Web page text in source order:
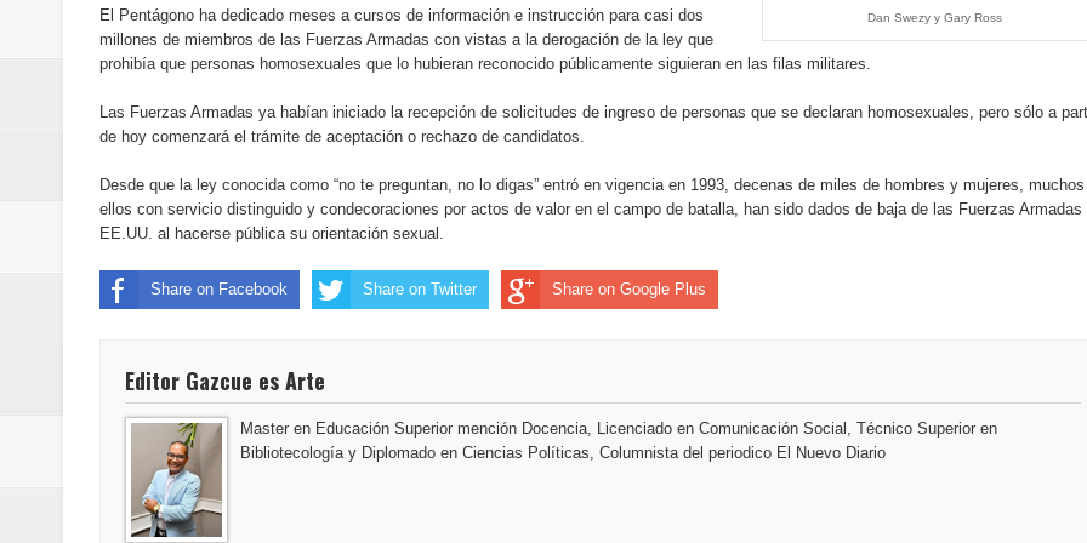
Maridalia Hernández y El Canario se unen al regreso de Pavel Núñez y su “Bipolarband” a Hard
Domingo
Doctor Leonardo Aguilera afirma que Banreservas seguirá impulsando la seguridad alimentaria
del mapa del hambre
Banreservas y sus filiales realizan en Santiago el segundo Foro del Ahorro y la Inversión
Banreservas inaugura oficina en el Centro de Retención de Vehículos de Pedro Brand
Antisoborno certificado
Humano Seguros transforma la emisión de pólizas con Inteligencia Artificial y reduce el proceso
Dan Swezy y Gary Ross
El Pentágono ha dedicado meses a cursos de información e instrucción para casi dos
millones de miembros de las Fuerzas Armadas con vistas a la derogación de la ley que
prohibía que personas homosexuales que lo hubieran reconocido públicamente siguieran en las filas militares.
Las Fuerzas Armadas ya habían iniciado la recepción de solicitudes de ingreso de personas que se declaran homosexuales, pero sólo a
de hoy comenzará el trámite de aceptación o rechazo de candidatos.
Desde que la ley conocida como “no te preguntan, no lo digas” entró en vigencia en 1993, decenas de miles de hombres y mujeres,
ellos con servicio distinguido y condecoraciones por actos de valor en el campo de batalla, han sido dados de baja de las Fuerzas Armadas
EE.UU. al hacerse pública su orientación sexual.
Share on Facebook Share on Twitter Share on Google Plus
Editor Gazcue es Arte
Master en Educación Superior mención Docencia, Licenciado en Comunicación Social, Técnico Superior en
Bibliotecología y Diplomado en Ciencias Políticas, Columnista del periodico El Nuevo Diario